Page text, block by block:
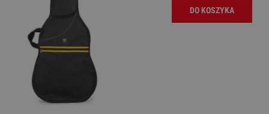
DO KOSZYKA